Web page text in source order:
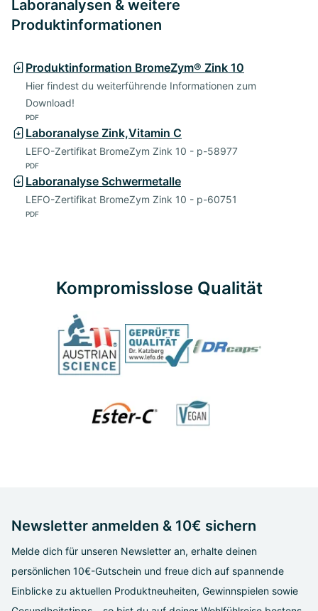
Laboranalysen & weitere
Produktinformationen
Produktinformation BromeZym® Zink 10
Hier findest du weiterführende Informationen zum
Download!
PDF
Laboranalyse Zink,Vitamin C
LEFO-Zertifikat BromeZym Zink 10 - p-58977
PDF
Laboranalyse Schwermetalle
LEFO-Zertifikat BromeZym Zink 10 - p-60751
PDF
Kompromisslose Qualität
Newsletter anmelden & 10€ sichern
Melde dich für unseren Newsletter an, erhalte deinen
persönlichen 10€-Gutschein und freue dich auf spannende
Einblicke zu aktuellen Produktneuheiten, Gewinnspielen sowie